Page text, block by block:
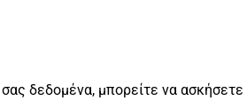
δεδομένα, μπορείτε να